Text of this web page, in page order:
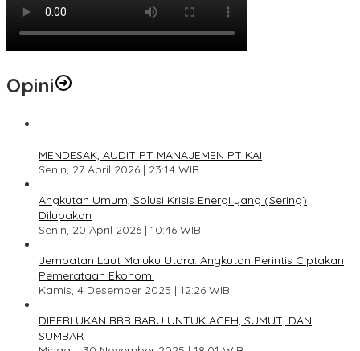
Opini
MENDESAK, AUDIT PT MANAJEMEN PT KAI
Senin, 27 April 2026 | 23:14 WIB
Angkutan Umum, Solusi Krisis Energi yang (Sering)
Dilupakan
Senin, 20 April 2026 | 10:46 WIB
Jembatan Laut Maluku Utara: Angkutan Perintis Ciptakan
Pemerataan Ekonomi
Kamis, 4 Desember 2025 | 12:26 WIB
DIPERLUKAN BRR BARU UNTUK ACEH, SUMUT, DAN
SUMBAR